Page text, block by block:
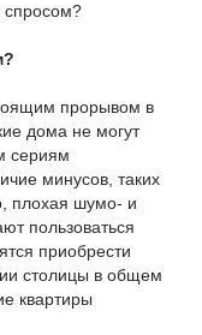
спросом?
прорывом в
дома не могут
сериям
минусов, таких
плохая шумо- и
пользоваться
приобрести
столицы в общем
квартиры